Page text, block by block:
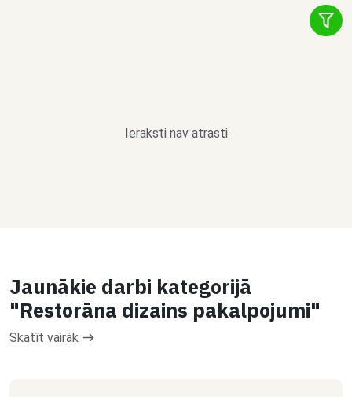
Ieraksti nav atrasti
Jaunākie darbi kategorijā
"Restorāna dizains pakalpojumi"
Skatīt vairāk